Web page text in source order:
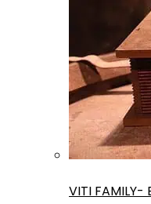
VITI FAMILY-